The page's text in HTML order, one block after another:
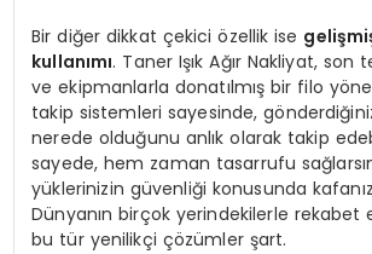
Bir diğer dikkat çekici özellik ise
kullanımı. Taner Işık Ağır Nakliyat, son
ve ekipmanlarla donatılmış bir filo
takip sistemleri sayesinde,
nerede olduğunu anlık olarak takip
sayede, hem zaman tasarrufu
yüklerinizin güvenliği konusunda
Dünyanın birçok yerindekilerle rekabet
bu tür yenilikçi çözümler şart.